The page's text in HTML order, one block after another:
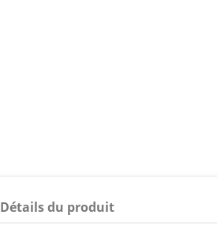
Détails du produit